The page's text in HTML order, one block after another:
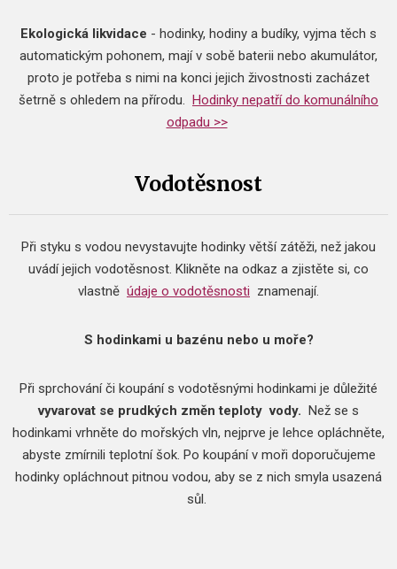
Ekologická likvidace - hodinky, hodiny a budíky, vyjma těch s
automatickým pohonem, mají v sobě baterii nebo akumulátor,
proto je potřeba s nimi na konci jejich živostnosti zacházet
šetrně s ohledem na přírodu. Hodinky nepatří do komunálního
odpadu >>
Vodotěsnost
Při styku s vodou nevystavujte hodinky větší zátěži, než jakou
uvádí jejich vodotěsnost. Klikněte na odkaz a zjistěte si, co
vlastně údaje o vodotěsnosti znamenají.
S hodinkami u bazénu nebo u moře?
Při sprchování či koupání s vodotěsnými hodinkami je důležité
vyvarovat se prudkých změn teploty vody. Než se s
hodinkami vrhněte do mořských vln, nejprve je lehce opláchněte,
abyste zmírnili teplotní šok. Po koupání v moři doporučujeme
hodinky opláchnout pitnou vodou, aby se z nich smyla usazená
sůl.